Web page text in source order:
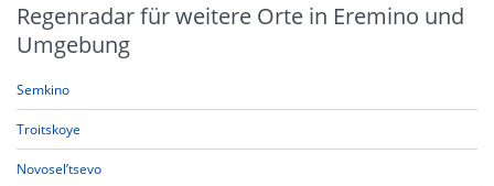
Regenradar für weitere Orte in Eremino und
Umgebung
Semkino
Troitskoye
Novosel’tsevo